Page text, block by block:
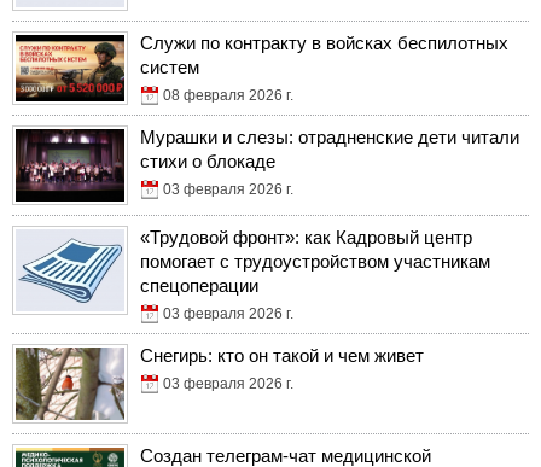
Служи по контракту в войсках беспилотных
систем
08 февраля 2026 г.
Мурашки и слезы: отрадненские дети читали
стихи о блокаде
03 февраля 2026 г.
«Трудовой фронт»: как Кадровый центр
помогает с трудоустройством участникам
спецоперации
03 февраля 2026 г.
Снегирь: кто он такой и чем живет
03 февраля 2026 г.
Создан телеграм-чат медицинской